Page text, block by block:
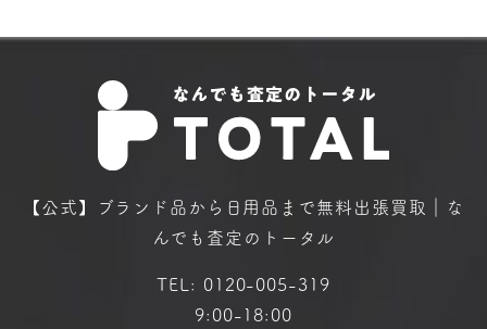
【公式】ブランド品から日用品まで無料出張買取｜な
んでも査定のトータル
TEL: 0120-005-319
9:00-18:00